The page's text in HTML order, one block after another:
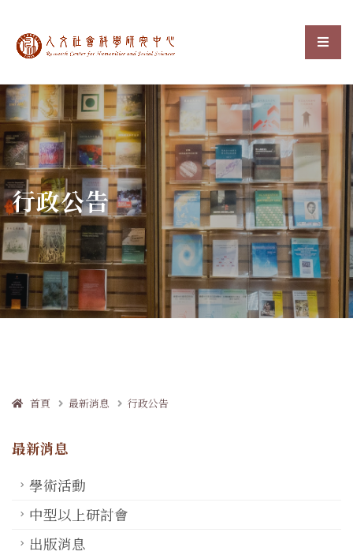
中央研究院人文社會科選
:::
行政公告
首頁 最新消息 行政公告
最新消息
學術活動
中型以上研討會
出版消息